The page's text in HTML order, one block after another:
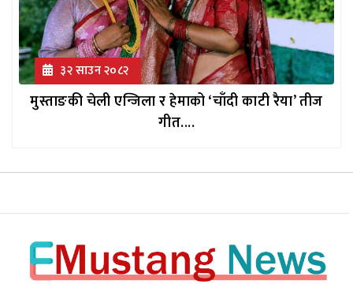
३२ साउन २०८२
मुस्ताङकी चेली एन्जिला र हेमाको ‘चाँदी काटी रैया’ तीज
गीत....